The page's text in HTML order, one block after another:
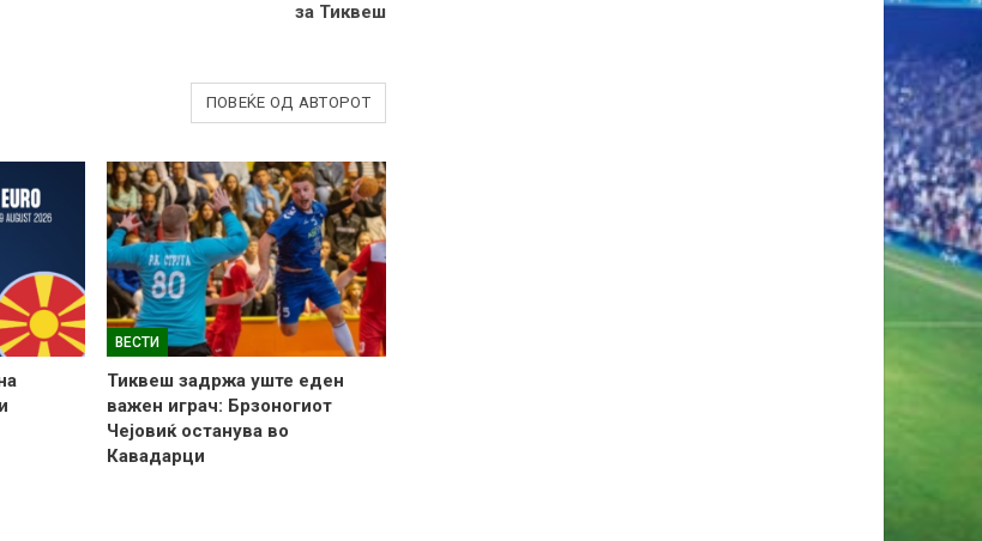
за Тиквеш
ПОВЕЌЕ ОД АВТОРОТ
ВЕСТИ
Тиквеш задржа уште еден
важен играч: Брзоногиот
Чејовиќ останува во
Кавадарци